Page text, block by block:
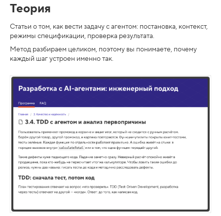
Теория
Статьи о том, как вести задачу с агентом: постановка, контекст,
режимы спецификации, проверка результата.
Метод разбираем целиком, поэтому вы понимаете, почему
каждый шаг устроен именно так.